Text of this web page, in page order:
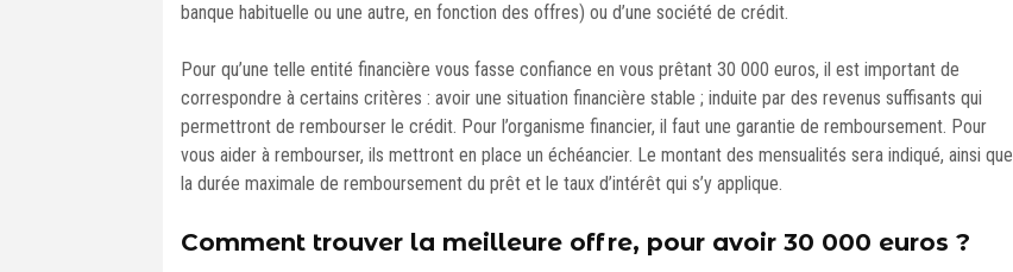
banque habituelle ou une autre, en fonction des offres) ou d’une société de crédit.
Pour qu’une telle entité financière vous fasse confiance en vous prêtant 30 000 euros, il est important de
correspondre à certains critères : avoir une situation financière stable ; induite par des revenus suffisants qui
permettront de rembourser le crédit. Pour l’organisme financier, il faut une garantie de remboursement. Pour
vous aider à rembourser, ils mettront en place un échéancier. Le montant des mensualités sera indiqué, ainsi que
la durée maximale de remboursement du prêt et le taux d’intérêt qui s’y applique.
Comment trouver la meilleure offre, pour avoir 30 000 euros ?